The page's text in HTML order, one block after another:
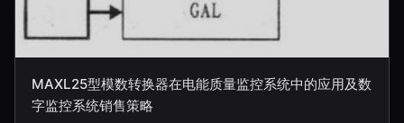
MAXL25型模数转换器在电能质量监控系统中的应用及数
字监控系统销售策略